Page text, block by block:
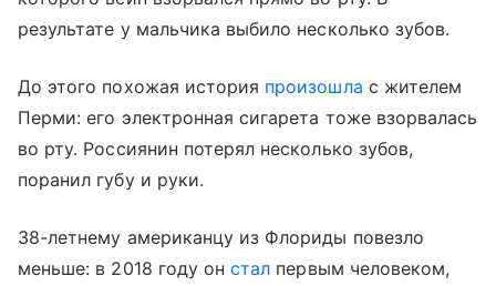
результате у мальчика выбило несколько зубов.
До этого похожая история произошла с жителем
Перми: его электронная сигарета тоже взорвалась
во рту. Россиянин потерял несколько зубов,
поранил губу и руки.
38-летнему американцу из Флориды повезло
меньше: в 2018 году онстал первым человеком,